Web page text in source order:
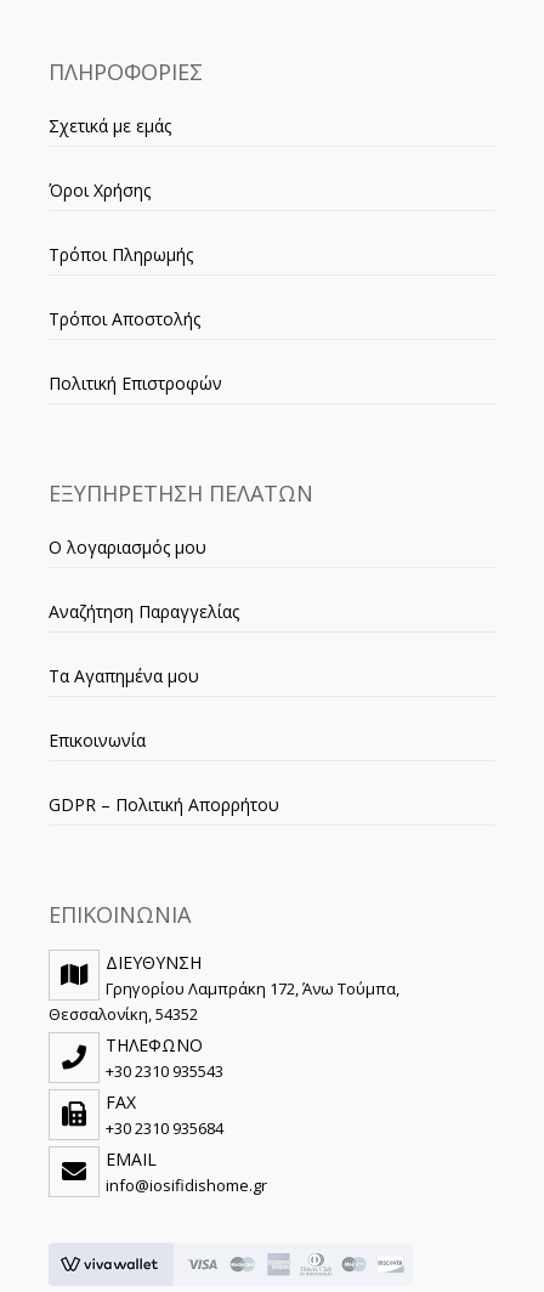
ΠΛΗΡΟΦΟΡΙΕΣ
Σχετικά με εμάς
Όροι Χρήσης
Τρόποι Πληρωμής
Τρόποι Αποστολής
Πολιτική Επιστροφών
ΕΞΥΠΗΡΕΤΗΣΗ ΠΕΛΑΤΩΝ
Ο λογαριασμός μου
Αναζήτηση Παραγγελίας
Τα Αγαπημένα μου
Επικοινωνία
GDPR – Πολιτική Απορρήτου
ΕΠΙΚΟΙΝΩΝΙΑ
ΔΙΕΥΘΥΝΣΗ
Γρηγορίου Λαμπράκη 172, Άνω Τούμπα,
Θεσσαλονίκη, 54352
ΤΗΛΕΦΩΝΟ
+30 2310 935543
FAX
+30 2310 935684
EMAIL
info@iosifidishome.gr